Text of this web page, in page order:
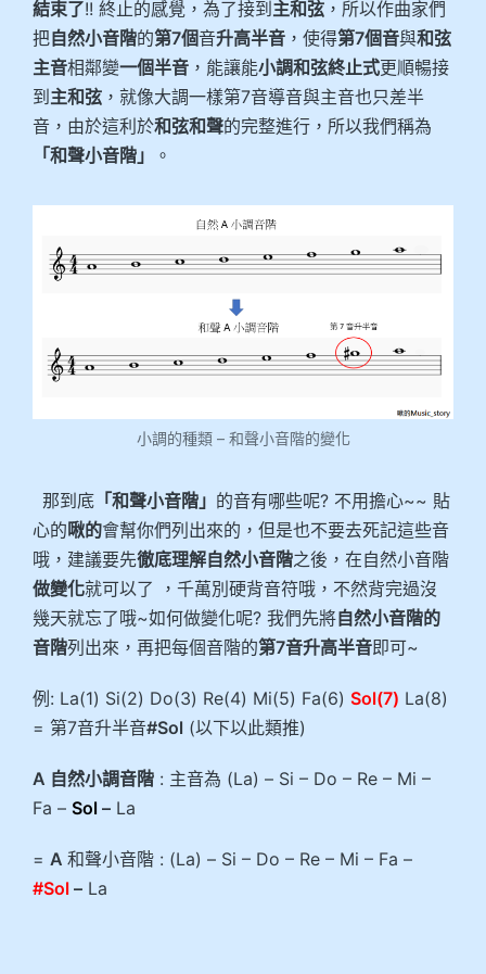
結束了!! 終止的感覺，為了接到主和弦 ，所以作曲家們
把自然小音階的第7個音升高半音 ，使得第7個音與和弦
主音相鄰變一個半音 ，能讓能小調和弦終止式更順暢接
到主和弦 ，就像大調一樣第7音導音與主音也只差半
音，由於這利於和弦和聲的完整進行，所以我們稱為
「和聲小音階」
。
小調的種類 – 和聲小音階的變化
那到底 「和聲小音階」 的音有哪些呢? 不用擔心~~ 貼
心的啾的會幫你們列出來的，但是也不要去死記這些音
哦，建議要先徹底理解自然小音階之後，在自然小音階
做變化就可以了 ，千萬別硬背音符哦，不然背完過沒
幾天就忘了哦~如何做變化呢? 我們先將自然小音階的
音階列出來，再把每個音階的第7音升高半音即可~
例: La(1) Si(2) Do(3) Re(4) Mi(5) Fa(6) Sol(7) La(8)
= 第7音升半音#Sol (以下以此類推)
A 自然小調音階 : 主音為 (La) – Si – Do – Re – Mi –
Fa – Sol – La
= A 和聲小音階 : (La) – Si – Do – Re – Mi – Fa –
#Sol – La